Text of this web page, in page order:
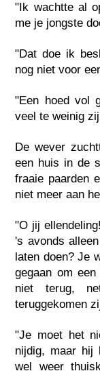
"Ik wachtte al
me je jongste
"Dat doe ik
nog niet voor
"Een hoed vol
veel te weinig
De wever
een huis in de
fraaie paarden
niet meer aan
"O jij
's avonds
laten doen? Je
gegaan om
niet terug,
teruggekomen
"Je moet het
nijdig, maar hij
wel weer